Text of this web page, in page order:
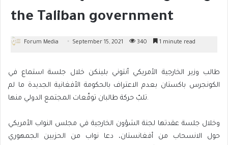
the Taliban government
Forum Media September 15, 2021 340 1 minute read
طالب وزير الخارجية الأمريكي أنتوني بلينكن خلال جلسة استماع في
الكونجرس باكستان بعدم الاعتراف بالحكومة الأفغانية الجديدة ما لم
تلبّ حركة طالبان توقّعات المجتمع الدولي منها.
وخلال جلسة عقدتها لجنة الشؤون الخارجية في مجلس النواب الأمريكي
حول الانسحاب من أفغانستان، دعا نواب من الحزبين الجمهوري